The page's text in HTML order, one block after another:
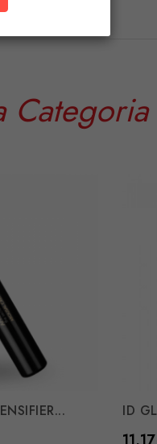
Categoria
ID